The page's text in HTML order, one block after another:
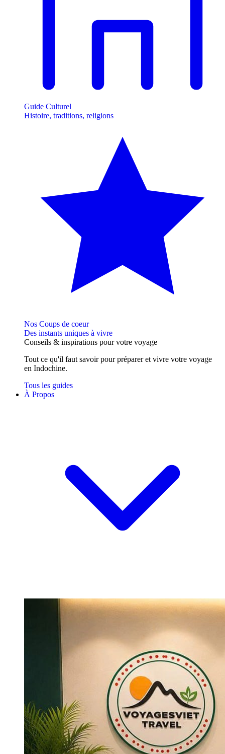
Guide Culturel
Histoire, traditions, religions
Nos Coups de coeur
Des instants uniques à vivre
Conseils & inspirations pour votre voyage
Tout ce qu'il faut savoir pour préparer et vivre votre voyage
en Indochine.
Tous les guides
À Propos